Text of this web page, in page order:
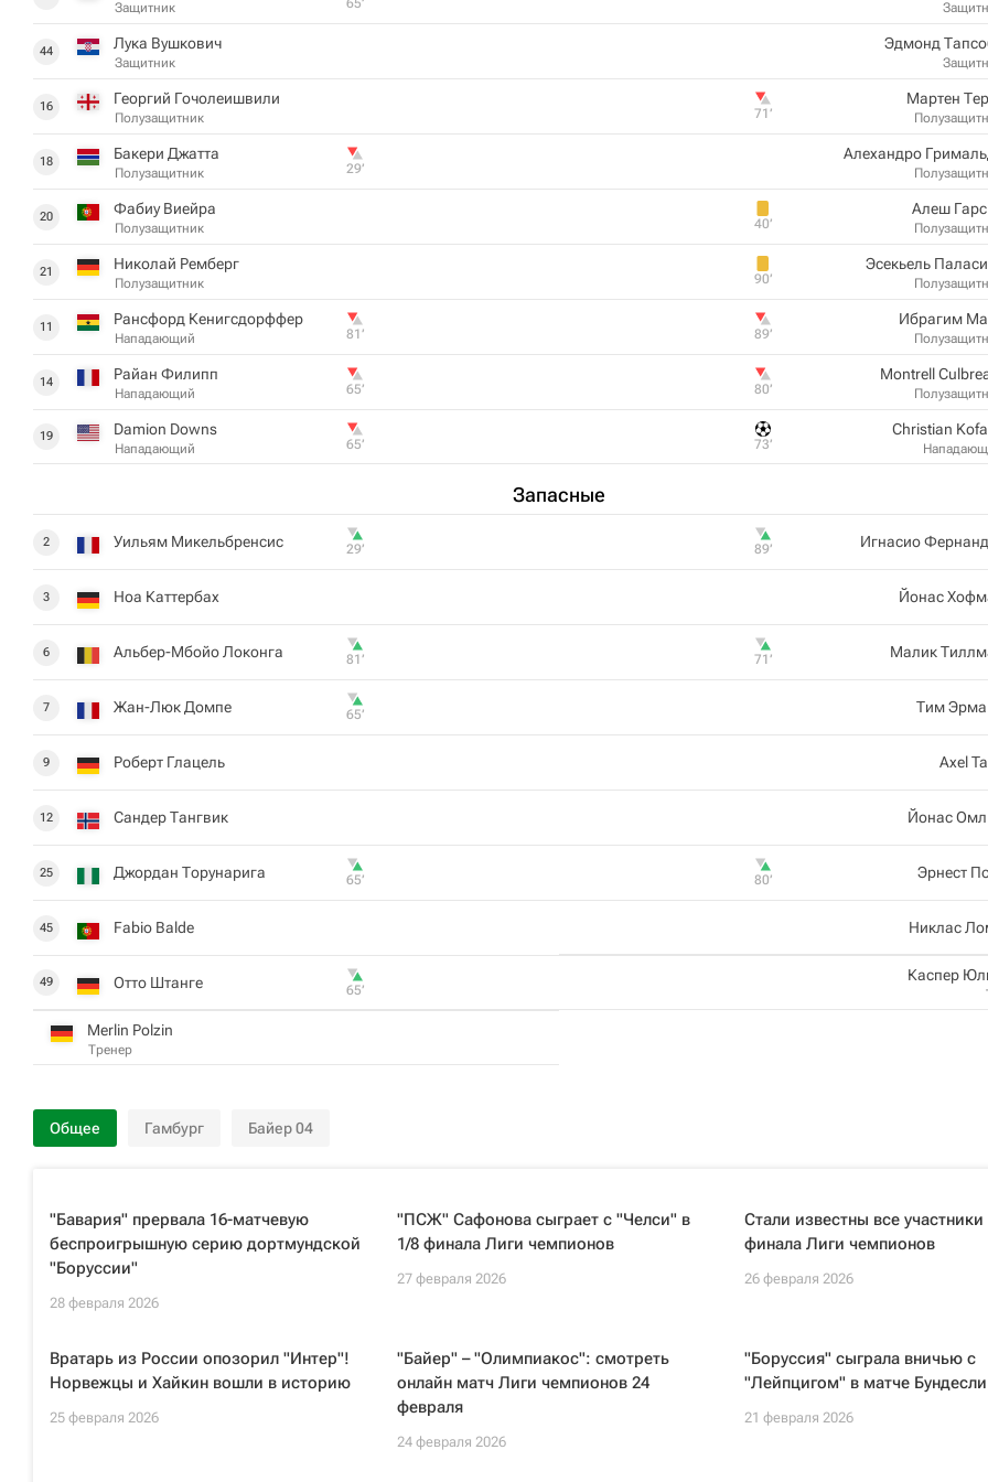
Защитник 65‎’‎
44 Лука Вушкович
Защитник
16 Георгий Гочолеишвили
Полузащитник
18 Бакери Джатта
Полузащитник 29‎’‎
20 Фабиу Виейра
Полузащитник
21 Николай Ремберг
Полузащитник
11 Рансфорд Кенигсдорффер
Нападающий 81‎’‎
14 Райан Филипп
Нападающий 65‎’‎
19 Damion Downs
Нападающий 65‎’‎
Запасные
2 Уильям Микельбренсис 29‎’‎
3 Ноа Каттербах
6 Альбер-Мбойо Локонга 81‎’‎
7 Жан-Люк Домпе 65‎’‎
9 Роберт Глацель
12 Сандер Тангвик
25 Джордан Торунарига 65‎’‎
45 Fabio Balde
49 Отто Штанге 65‎’‎
Merlin Polzin
Тренер
Эдмонд
Мартен
71‎’‎
Алехандро
Алеш
40‎’‎
Эсекьель
90‎’‎
Ибрагим
89‎’‎
Montrell
80‎’‎
Christian
73‎’‎
Игнасио
89‎’‎
Йонас
Малик
71‎’‎
Тим
Axel
Йонас
Эрнест
80‎’‎
Никлас
Каспер
Общее Гамбург Байер 04
"Бавария" прервала 16-матчевую
беспроигрышную серию дортмундской
"Боруссии"
28 февраля 2026
"ПСЖ" Сафонова сыграет с "Челси" в
1/8 финала Лиги чемпионов
27 февраля 2026
Стали известны все участники
финала Лиги чемпионов
26 февраля 2026
Вратарь из России опозорил "Интер"!
Норвежцы и Хайкин вошли в историю
25 февраля 2026
"Байер" – "Олимпиакос": смотреть
онлайн матч Лиги чемпионов 24
февраля
24 февраля 2026
"Боруссия" сыграла вничью с
"Лейпцигом" в матче
21 февраля 2026